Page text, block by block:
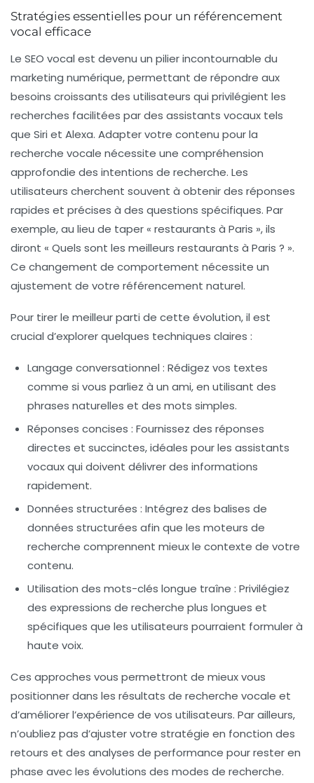
Stratégies essentielles pour un référencement
vocal efficace
Le SEO vocal est devenu un pilier incontournable du
marketing numérique, permettant de répondre aux
besoins croissants des utilisateurs qui privilégient les
recherches facilitées par des assistants vocaux tels
que Siri et Alexa. Adapter votre contenu pour la
recherche vocale nécessite une compréhension
approfondie des intentions de recherche. Les
utilisateurs cherchent souvent à obtenir des réponses
rapides et précises à des questions spécifiques. Par
exemple, au lieu de taper « restaurants à Paris », ils
diront « Quels sont les meilleurs restaurants à Paris ? ».
Ce changement de comportement nécessite un
ajustement de votre référencement naturel.
Pour tirer le meilleur parti de cette évolution, il est
crucial d’explorer quelques techniques claires :
Langage conversationnel : Rédigez vos textes
comme si vous parliez à un ami, en utilisant des
phrases naturelles et des mots simples.
Réponses concises : Fournissez des réponses
directes et succinctes, idéales pour les assistants
vocaux qui doivent délivrer des informations
rapidement.
Données structurées : Intégrez des balises de
données structurées afin que les moteurs de
recherche comprennent mieux le contexte de votre
contenu.
Utilisation des mots-clés longue traîne : Privilégiez
des expressions de recherche plus longues et
spécifiques que les utilisateurs pourraient formuler à
haute voix.
Ces approches vous permettront de mieux vous
positionner dans les résultats de recherche vocale et
d’améliorer l’expérience de vos utilisateurs. Par ailleurs,
n’oubliez pas d’ajuster votre stratégie en fonction des
retours et des analyses de performance pour rester en
phase avec les évolutions des modes de recherche.